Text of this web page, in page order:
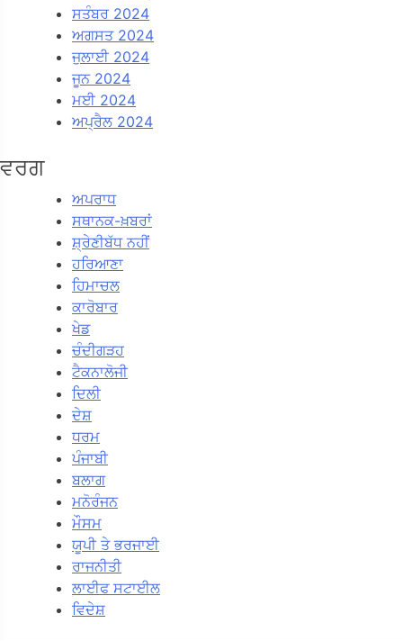
ਸਤੰਬਰ 2024
ਅਗਸਤ 2024
ਜੁਲਾਈ 2024
ਜੂਨ 2024
ਮਈ 2024
ਅਪ੍ਰੈਲ 2024
ਵਰਗ
ਅਪਰਾਧ
ਸਥਾਨਕ-ਖ਼ਬਰਾਂ
ਸ਼੍ਰੇਣੀਬੱਧ ਨਹੀਂ
ਹਰਿਆਣਾ
ਹਿਮਾਚਲ
ਕਾਰੋਬਾਰ
ਖੇਡ
ਚੰਦੀਗੜਹ
ਟੈਕਨਾਲੋਜੀ
ਦਿਲੀ
ਦੇਸ਼
ਧਰਮ
ਪੰਜਾਬੀ
ਬਲਾਗ
ਮਨੋਰੰਜਨ
ਮੌਸਮ
ਯੂਪੀ ਤੇ ਭਰਜਾਈ
ਰਾਜਨੀਤੀ
ਲਾਈਫ ਸਟਾਈਲ
ਵਿਦੇਸ਼